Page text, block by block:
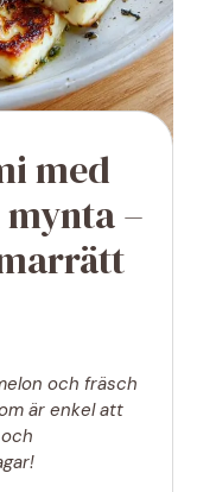
med
–
och fräsch
är enkel att